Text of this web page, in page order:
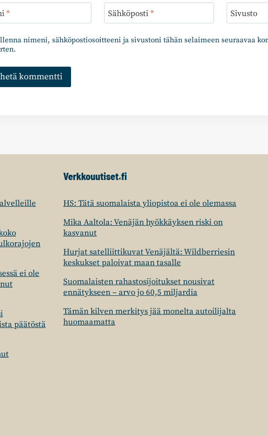
* Sähköposti* Sivusto
nimeni, sähköpostiosoitteeni ja sivustoni tähän selaimeen seuraavaa
ei ole
päätöstä
Verkkouutiset.fi
HS: Tätä suomalaista yliopistoa ei ole olemassa
Mika Aaltola: Venäjän hyökkäyksen riski on
kasvanut
Hurjat satelliittikuvat Venäjältä: Wildberriesin
keskukset paloivat maan tasalle
Suomalaisten rahastosijoitukset nousivat
ennätykseen – arvo jo 60,5 miljardia
Tämän kilven merkitys jää monelta autoilijalta
huomaamatta